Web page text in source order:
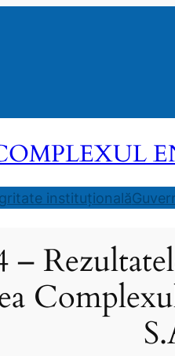
instituțională
–